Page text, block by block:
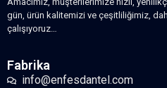
gün, ürün kalitemizi ve çeşitliliğimiz,
çalışıyoruz…
Fabrika
info@enfesdantel.com